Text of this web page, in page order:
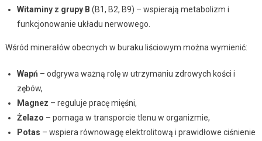
Witaminy z grupy B (B1, B2, B9) – wspierają metabolizm i
funkcjonowanie układu nerwowego.
Wśród minerałów obecnych w buraku liściowym można wymienić:
Wapń – odgrywa ważną rolę w utrzymaniu zdrowych kości i
zębów,
Magnez – reguluje pracę mięśni,
Żelazo – pomaga w transporcie tlenu w organizmie,
Potas – wspiera równowagę elektrolitową i prawidłowe ciśnienie